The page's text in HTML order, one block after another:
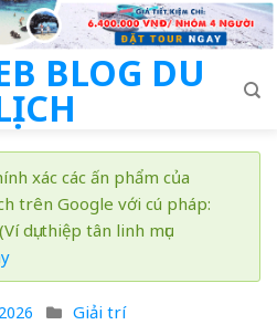
BLOG DU
xác các ấn phẩm của
trên Google với cú pháp:
dụ: thiệp tân linh mục
Giải trí